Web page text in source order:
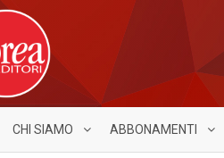
CHI SIAMO ABBONAMENTI